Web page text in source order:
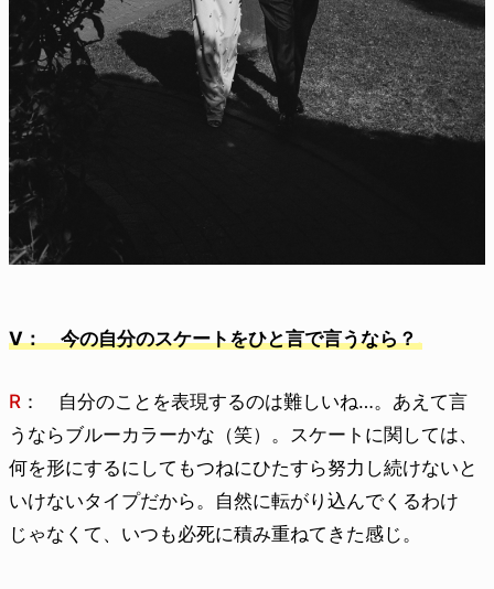
V： 今の自分のスケートをひと言で言うなら？
R ： 自分のことを表現するのは難しいね…。あえて言
うならブルーカラーかな（笑）。スケートに関しては、
何を形にするにしてもつねにひたすら努力し続けないと
いけないタイプだから。自然に転がり込んでくるわけ
じゃなくて、いつも必死に積み重ねてきた感じ。